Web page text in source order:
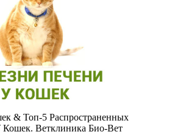
& Топ-5 Распространенных
Ветклиника Био-Вет